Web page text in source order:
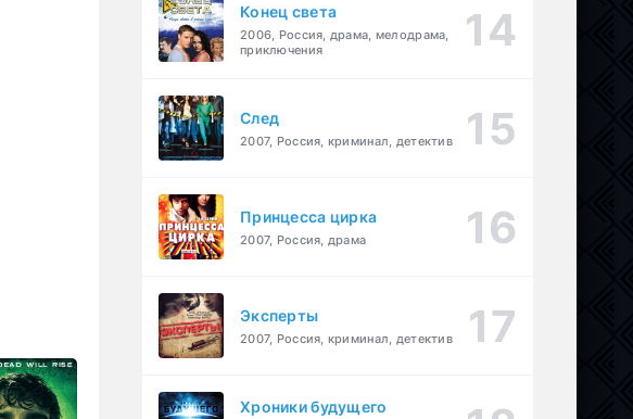
Конец света
2006, Россия, драма, мелодрама,
приключения
След
2007, Россия, криминал, детектив
Принцесса цирка
2007, Россия, драма
Эксперты
2007, Россия, криминал, детектив
Хроники будущего